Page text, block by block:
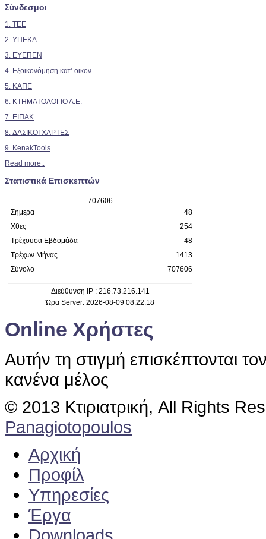
Σύνδεσμοι
1. TEE
2. ΥΠΕΚΑ
3. ΕΥΕΠΕΝ
4. Εξοικονόμηση κατ’ οικον
5. ΚΑΠΕ
6. ΚΤΗΜΑΤΟΛΟΓΙΟ Α.Ε.
7. ΕΙΠΑΚ
8. ΔΑΣΙΚΟΙ ΧΑΡΤΕΣ
9. KenakTools
Read more..
Στατιστικά Επισκεπτών
707606
Σήμερα
Χθες
Τρέχουσα Εβδομάδα
Τρέχων Μήνας
Σύνολο
48
254
48
1413
707606
Διεύθυνση IP : 216.73.216.141
Ώρα Server: 2026-08-09 08:22:18
Online Χρήστες
Αυτήν τη στιγμή επισκέπτονται
κανένα μέλος
© 2013 Κτιριατρική, All Rights
Panagiotopoulos
Αρχική
Προφίλ
Υπηρεσίες
Έργα
Downloads